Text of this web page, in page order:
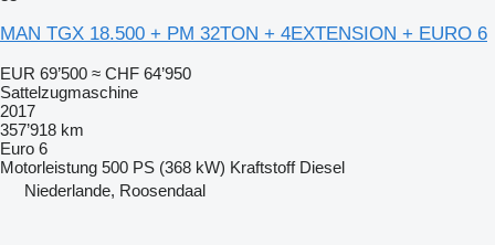
MAN TGX 18.500 + PM 32TON + 4EXTENSION + EURO 6
EUR 69’500 ≈ CHF 64’950
Sattelzugmaschine
2017
357’918 km
Euro 6
Motorleistung 500 PS (368 kW) Kraftstoff Diesel
Niederlande, Roosendaal